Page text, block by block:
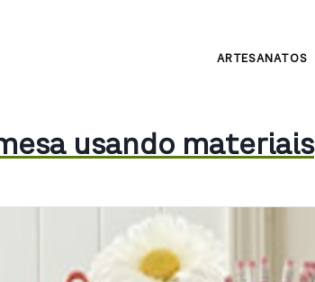
ARTESANATOS
usando materiais